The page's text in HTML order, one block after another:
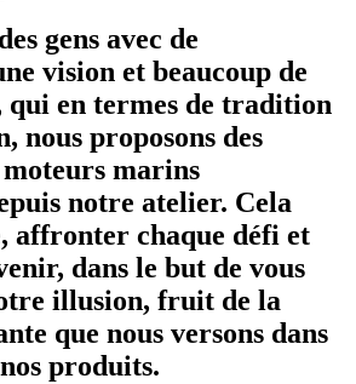
gens avec de
vision et beaucoup de
qui en termes de tradition
nous proposons des
marins
notre atelier. Cela
affronter chaque défi et
dans le but de vous
illusion, fruit de la
que nous versons dans
produits.